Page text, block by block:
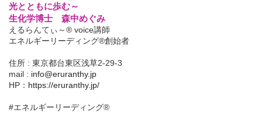
光とともに歩む～
生化学博士 森中めぐみ
えるらんてぃ～® voice講師
エネルギーリーディング®創始者
住所 : 東京都台東区浅草2-29-3
mail : info@eruranthy.jp
HP： https://eruranthy.jp/
#エネルギーリーディング®︎